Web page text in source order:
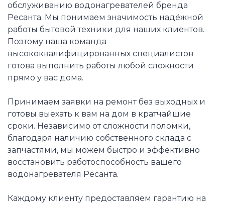
обслуживанию водонагревателей бренда
Ресанта. Мы понимаем значимость надёжной
работы бытовой техники для наших клиентов.
Поэтому наша команда
высококвалифицированных специалистов
готова выполнить работы любой сложности
прямо у вас дома.
Принимаем заявки на ремонт без выходных и
готовы выехать к вам на дом в кратчайшие
сроки. Независимо от сложности поломки,
благодаря наличию собственного склада с
запчастями, мы можем быстро и эффективно
восстановить работоспособность вашего
водонагревателя Ресанта.
Каждому клиенту предоставляем гарантию на